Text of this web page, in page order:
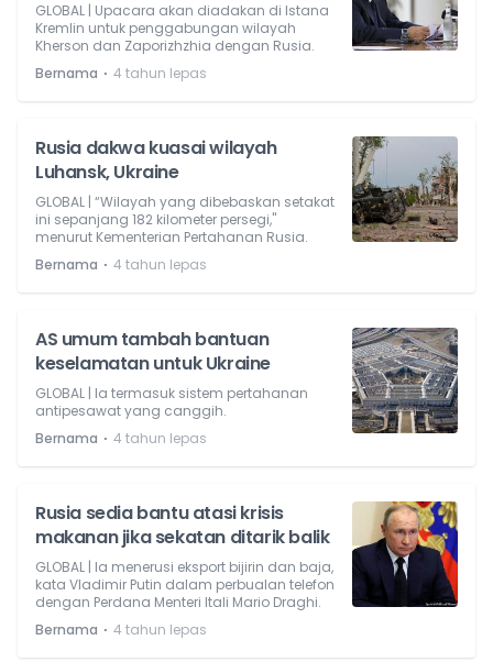
GLOBAL | Upacara akan diadakan di Istana
Kremlin untuk penggabungan wilayah
Kherson dan Zaporizhzhia dengan Rusia.
Bernama ⋅ 4 tahun lepas
Rusia dakwa kuasai wilayah
Luhansk, Ukraine
GLOBAL | “Wilayah yang dibebaskan setakat
ini sepanjang 182 kilometer persegi,"
menurut Kementerian Pertahanan Rusia.
Bernama ⋅ 4 tahun lepas
AS umum tambah bantuan
keselamatan untuk Ukraine
GLOBAL | Ia termasuk sistem pertahanan
antipesawat yang canggih.
Bernama ⋅ 4 tahun lepas
Rusia sedia bantu atasi krisis
makanan jika sekatan ditarik balik
GLOBAL | Ia menerusi eksport bijirin dan baja,
kata Vladimir Putin dalam perbualan telefon
dengan Perdana Menteri Itali Mario Draghi.
Bernama ⋅ 4 tahun lepas